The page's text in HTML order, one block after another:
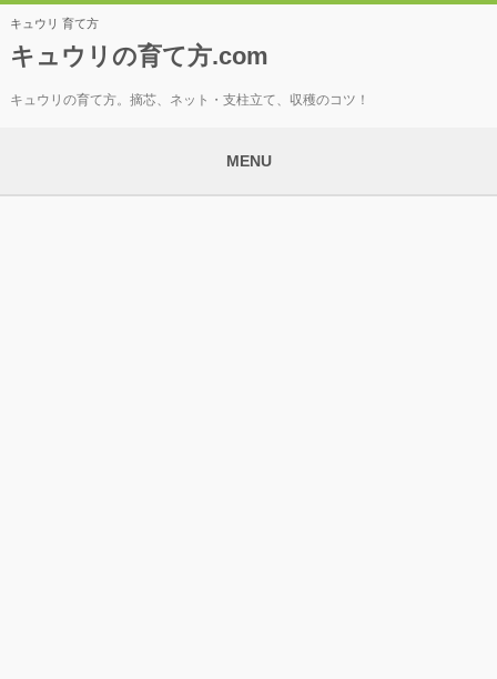
キュウリ 育て方
キュウリの育て方.com
キュウリの育て方。摘芯、ネット・支柱立て、収穫のコツ！
MENU